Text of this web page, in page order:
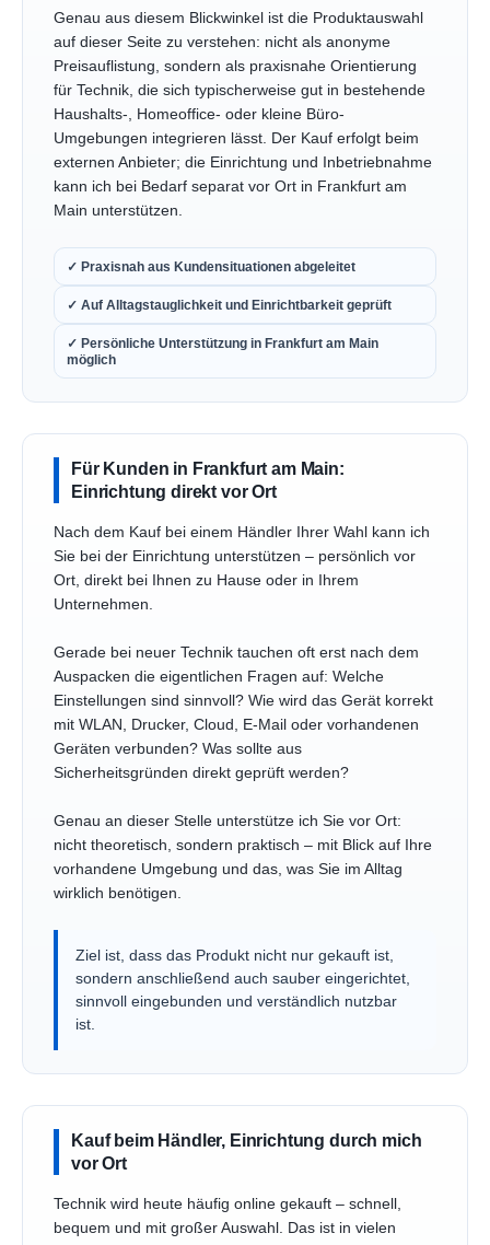
Genau aus diesem Blickwinkel ist die Produktauswahl
auf dieser Seite zu verstehen: nicht als anonyme
Preisauflistung, sondern als praxisnahe Orientierung
für Technik, die sich typischerweise gut in bestehende
Haushalts-, Homeoffice- oder kleine Büro-
Umgebungen integrieren lässt. Der Kauf erfolgt beim
externen Anbieter; die Einrichtung und Inbetriebnahme
kann ich bei Bedarf separat vor Ort in Frankfurt am
Main unterstützen.
✓ Praxisnah aus Kundensituationen abgeleitet
✓ Auf Alltagstauglichkeit und Einrichtbarkeit geprüft
✓ Persönliche Unterstützung in Frankfurt am Main
möglich
Für Kunden in Frankfurt am Main:
Einrichtung direkt vor Ort
Nach dem Kauf bei einem Händler Ihrer Wahl kann ich
Sie bei der Einrichtung unterstützen – persönlich vor
Ort, direkt bei Ihnen zu Hause oder in Ihrem
Unternehmen.
Gerade bei neuer Technik tauchen oft erst nach dem
Auspacken die eigentlichen Fragen auf: Welche
Einstellungen sind sinnvoll? Wie wird das Gerät korrekt
mit WLAN, Drucker, Cloud, E-Mail oder vorhandenen
Geräten verbunden? Was sollte aus
Sicherheitsgründen direkt geprüft werden?
Genau an dieser Stelle unterstütze ich Sie vor Ort:
nicht theoretisch, sondern praktisch – mit Blick auf Ihre
vorhandene Umgebung und das, was Sie im Alltag
wirklich benötigen.
Ziel ist, dass das Produkt nicht nur gekauft ist,
sondern anschließend auch sauber eingerichtet,
sinnvoll eingebunden und verständlich nutzbar
ist.
Kauf beim Händler, Einrichtung durch mich
vor Ort
Technik wird heute häufig online gekauft – schnell,
bequem und mit großer Auswahl. Das ist in vielen